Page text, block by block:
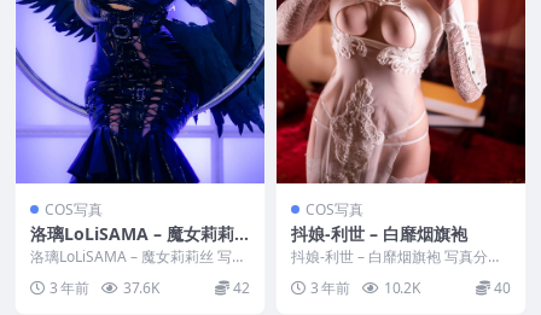
COS写真
洛璃LoLiSAMA – 魔女莉莉
丝
洛璃LoLiSAMA – 魔女莉莉丝 写真
分类：唯美，参与模特：洛璃LoLi
SA...3 年前 37.6K 42
COS写真
抖娘-利世 – 白靡烟旗袍
抖娘-利世 – 白靡烟旗袍 写真分
类：唯美，参与模特：抖娘-利世
[套图大小]：...
3 年前 10.2K 40